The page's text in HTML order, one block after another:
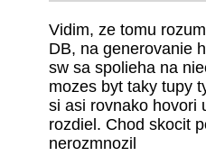
Vidim, ze tomu
DB, na generovanie
sw sa spolieha na
mozes byt taky tupy
si asi rovnako hovori
rozdiel. Chod skocit
nerozmnozil